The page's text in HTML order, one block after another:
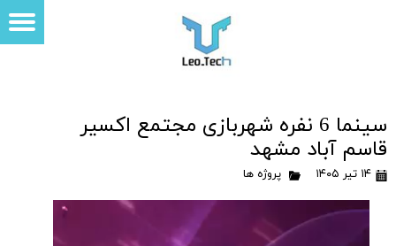
سینما 6 نفره شهربازی مجتمع اکسیر
قاسم آباد مشهد
۱۴ تیر ۱۴۰۵ پروژه ها